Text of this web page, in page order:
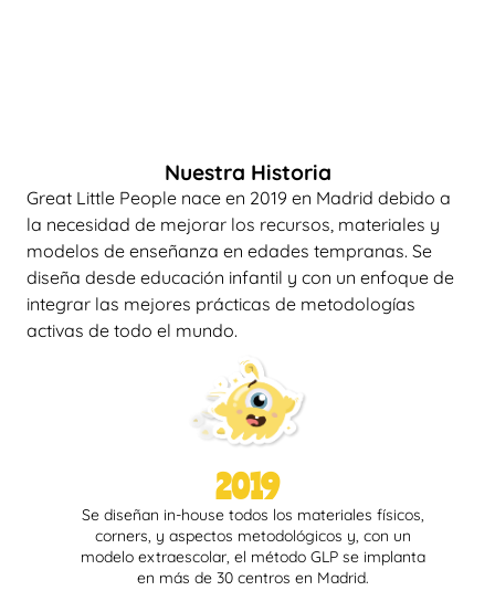
Nuestra Historia
Great L ittle People nace en 2019 en Madrid debido a
la necesidad de mejorar los recursos materiales y
modelos de enseñanza en edades tempranas. Se
diseña desde educación infantil y con un enfoque de
integrar las mejores prácticas de metodologías
activas de todo el mundo.
2019
Se diseñan in-house todos los materiales físicos,
corners, y aspectos metodológicos y, con un
modelo extraescolar, el método GLP se implanta
en más de 30 centros en Madrid.